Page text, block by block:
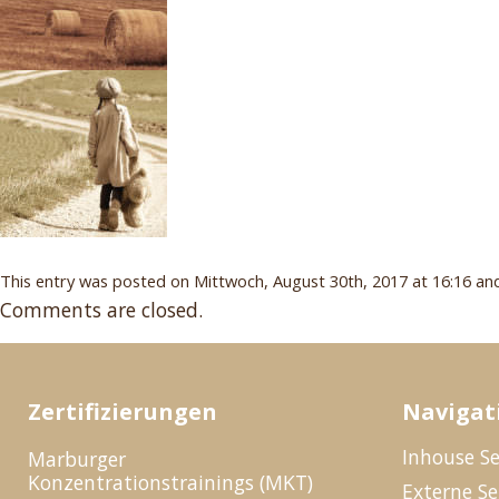
This entry was posted on Mittwoch, August 30th, 2017 at 16:16
Comments are closed.
Zertifizierungen
Marburger
Konzentrationstrainings (MKT)
Inhouse
Externe